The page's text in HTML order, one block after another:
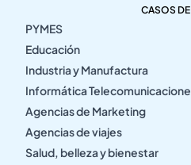
CASOS
PYMES
Educación
Industria y Manufactura
Informática
Agencias de Marketing
Agencias de viajes
Salud, belleza y bienestar